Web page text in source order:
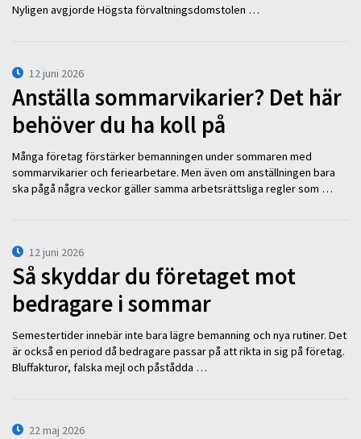
Nyligen avgjorde Högsta förvaltningsdomstolen …
12 juni 2026
Anställa sommarvikarier? Det här
behöver du ha koll på
Många företag förstärker bemanningen under sommaren med
sommarvikarier och feriearbetare. Men även om anställningen bara
ska pågå några veckor gäller samma arbetsrättsliga regler som …
12 juni 2026
Så skyddar du företaget mot
bedragare i sommar
Semestertider innebär inte bara lägre bemanning och nya rutiner. Det
är också en period då bedragare passar på att rikta in sig på företag.
Bluffakturor, falska mejl och påstådda …
22 maj 2026